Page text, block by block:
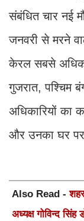
संबंधित चार नई
जनवरी से मरने
केरल सबसे अधिक
गुजरात, पश्चिम
अधिकारियों का
और उनका घर पर
Also Read -
अध्यक्ष गोविन्द सिंह